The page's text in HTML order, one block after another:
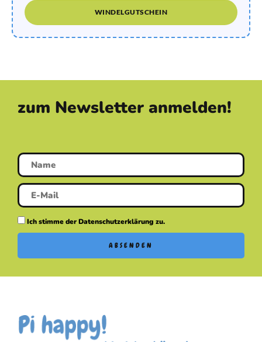
WINDELGUTSCHEIN
zum Newsletter anmelden!
Ich stimme der Datenschutzerklärung zu.
ABSENDEN